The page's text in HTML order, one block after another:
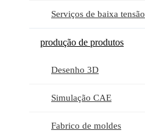
Serviços de baixa tensão
produção de produtos
Desenho 3D
Simulação CAE
Fabrico de moldes